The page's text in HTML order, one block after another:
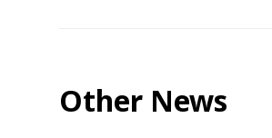
Other News